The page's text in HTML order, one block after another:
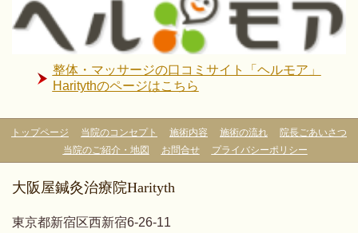
整体・マッサージの口コミサイト「ヘルモア」
Haritythのページはこちら
トップページ 当院のコンセプト 施術内容 施術の流れ
院長ごあいさつ
当院のご紹介・地図
お問合せ プライバシーポリシー
大阪屋鍼灸治療院Harityth
東京都新宿区西新宿6-26-11